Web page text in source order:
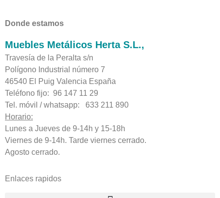
Donde estamos
Muebles Metálicos Herta S.L.,
Travesía de la Peralta s/n
Polígono Industrial número 7
46540 El Puig Valencia España
Teléfono fijo: 96 147 11 29
Tel. móvil / whatsapp: 633 211 890
Horario:
Lunes a Jueves de 9-14h y 15-18h
Viernes de 9-14h. Tarde viernes cerrado.
Agosto cerrado.
Enlaces rapidos